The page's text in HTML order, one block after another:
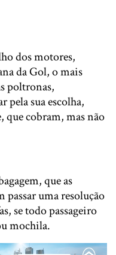
dos motores,
da Gol, o mais
poltronas,
pela sua escolha,
que cobram, mas não
que as
passar uma resolução
se todo passageiro
mochila.